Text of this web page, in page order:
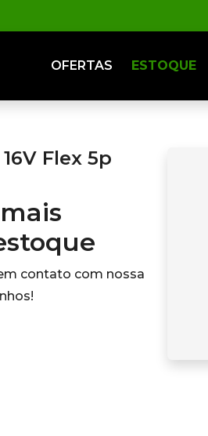
OFERTAS ESTOQUE
Flex 5p
contato com nossa